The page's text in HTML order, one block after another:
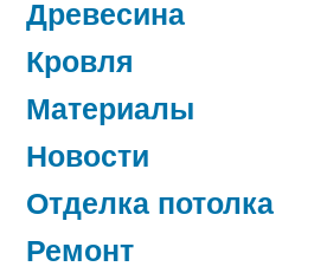
Древесина
Кровля
Материалы
Новости
Отделка потолка
Ремонт